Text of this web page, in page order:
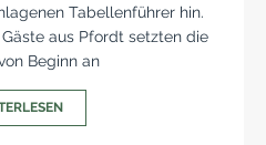
Tabellenführer hin.
aus Pfordt setzten die
Beginn an